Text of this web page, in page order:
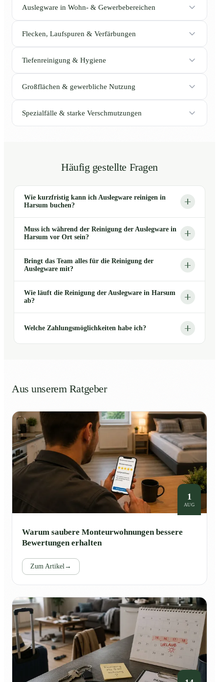
Auslegware in Wohn- & Gewerbebereichen
Flecken, Laufspuren & Verfärbungen
Tiefenreinigung & Hygiene
Großflächen & gewerbliche Nutzung
Spezialfälle & starke Verschmutzungen
Häufig gestellte Fragen
Wie kurzfristig kann ich Auslegware reinigen in
Harsum buchen?
Muss ich während der Reinigung der Auslegware in
Harsum vor Ort sein?
Bringt das Team alles für die Reinigung der
Auslegware mit?
Wie läuft die Reinigung der Auslegware in Harsum
ab?
Welche Zahlungsmöglichkeiten habe ich?
Aus unserem Ratgeber
1
AUG
Warum saubere Monteurwohnungen bessere
Bewertungen erhalten
Zum Artikel→